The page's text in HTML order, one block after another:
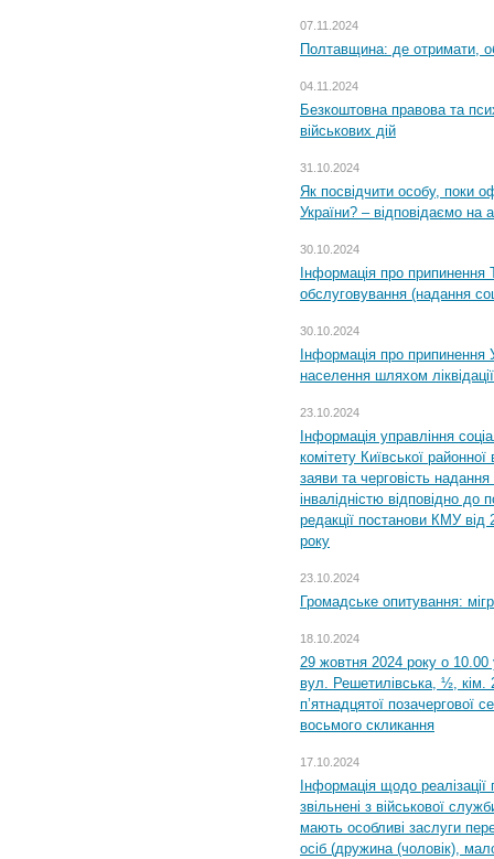
07.11.2024
Полтавщина: де отримати,
04.11.2024
Безкоштовна правова та
військових дій
31.10.2024
Як посвідчити особу, поки
України? – відповідаємо на
30.10.2024
Інформація про припинення
обслуговування (надання
30.10.2024
Інформація про припинення
населення шляхом ліквідації
23.10.2024
Інформація управління
комітету Київської
заяви та черговість надання
інвалідністю відповідно
редакції постанови КМУ
року
23.10.2024
Громадське опитування:
18.10.2024
29 жовтня 2024 року о 10.00
вул. Решетилівська, ½, кім.
п’ятнадцятої позачергової
восьмого скликання
17.10.2024
Інформація щодо
звільнені з військової
мають особливі заслуги
осіб (дружина (чоловік),